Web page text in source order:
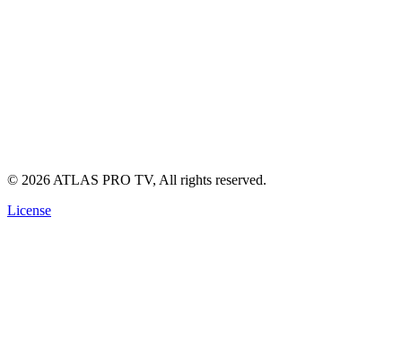
© 2026 ATLAS PRO TV, All rights reserved.
License